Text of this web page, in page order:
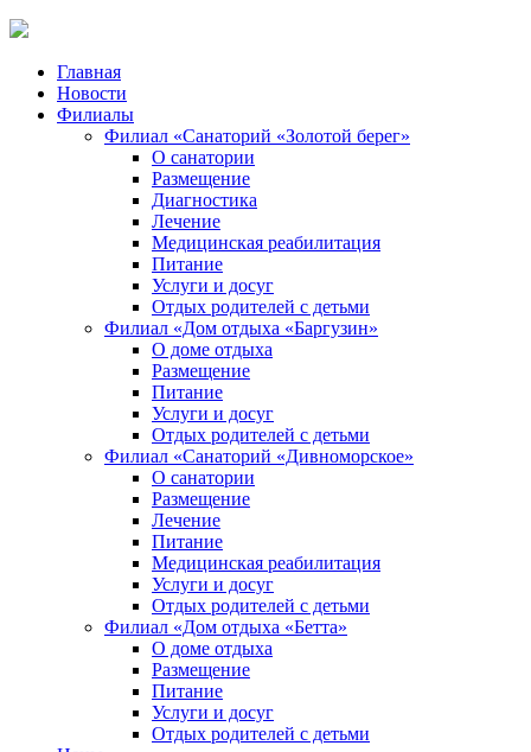
Главная
Новости
Филиалы
Филиал «Санаторий «Золотой берег»
О санатории
Размещение
Диагностика
Лечение
Медицинская реабилитация
Питание
Услуги и досуг
Отдых родителей с детьми
Филиал «Дом отдыха «Баргузин»
О доме отдыха
Размещение
Питание
Услуги и досуг
Отдых родителей с детьми
Филиал «Санаторий «Дивноморское»
О санатории
Размещение
Лечение
Питание
Медицинская реабилитация
Услуги и досуг
Отдых родителей с детьми
Филиал «Дом отдыха «Бетта»
О доме отдыха
Размещение
Питание
Услуги и досуг
Отдых родителей с детьми